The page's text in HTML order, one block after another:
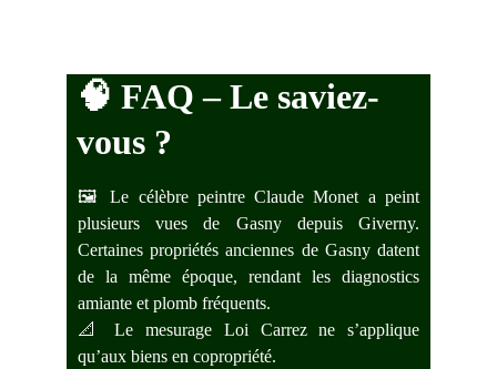
🧠 FAQ – Le saviez-
vous ?
🖼️ Le célèbre peintre Claude Monet a peint
plusieurs vues de Gasny depuis Giverny.
Certaines propriétés anciennes de Gasny datent
de la même époque, rendant les diagnostics
amiante et plomb fréquents.
📐 Le mesurage Loi Carrez ne s’applique
qu’aux biens en copropriété.